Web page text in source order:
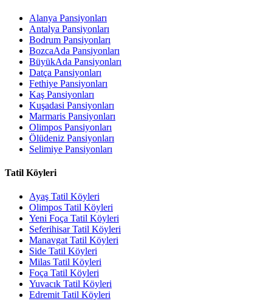
Alanya Pansiyonları
Antalya Pansiyonları
Bodrum Pansiyonları
BozcaAda Pansiyonları
BüyükAda Pansiyonları
Datça Pansiyonları
Fethiye Pansiyonları
Kaş Pansiyonları
Kuşadasi Pansiyonları
Marmaris Pansiyonları
Olimpos Pansiyonları
Ölüdeniz Pansiyonları
Selimiye Pansiyonları
Tatil Köyleri
Ayaş Tatil Köyleri
Olimpos Tatil Köyleri
Yeni Foça Tatil Köyleri
Seferihisar Tatil Köyleri
Manavgat Tatil Köyleri
Side Tatil Köyleri
Milas Tatil Köyleri
Foça Tatil Köyleri
Yuvacık Tatil Köyleri
Edremit Tatil Köyleri